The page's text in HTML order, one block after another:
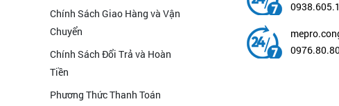
Chính Sách Giao Hàng và Vận
Chuyển
Chính Sách Đổi Trả và Hoàn
Tiền
Phương Thức Thanh Toán